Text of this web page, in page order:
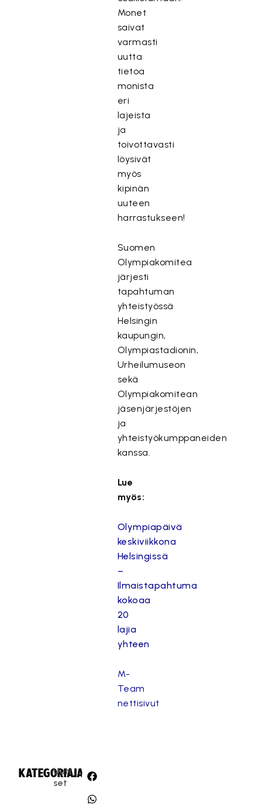
Monet
saivat
varmasti
uutta
tietoa
monista
eri
lajeista
ja
toivottavasti
löysivät
myös
kipinän
uuteen
harrastukseen!
Suomen
Olympiakomitea
järjesti
tapahtuman
yhteistyössä
Helsingin
kaupungin,
Olympiastadionin,
Urheilumuseon
sekä
Olympiakomitean
jäsenjärjestöjen
ja
yhteistyökumppaneiden
kanssa.
Lue
myös:
Olympiapäivä
keskiviikkona
Helsingissä
–
Ilmaistapahtuma
kokoaa
20
lajia
yhteen
M-
Team
nettisivut
KATEGORIA:
Uuti
set
JAA: